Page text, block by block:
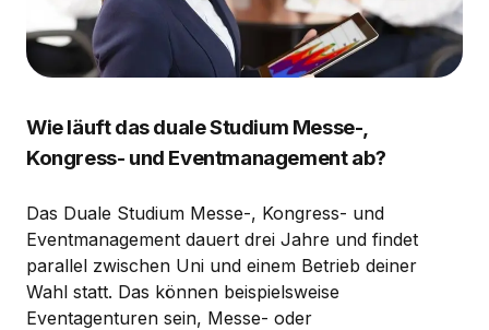
Wie läuft das duale Studium Messe-,
Kongress- und Eventmanagement ab?
Das Duale Studium Messe-, Kongress- und
Eventmanagement dauert drei Jahre und findet
parallel zwischen Uni und einem Betrieb deiner
Wahl statt. Das können beispielsweise
Eventagenturen sein, Messe- oder